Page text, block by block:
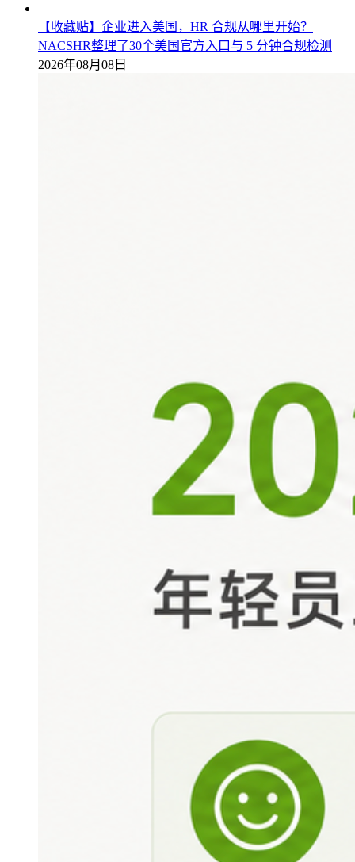
【收藏贴】企业进入美国，HR 合规从哪里开始？
NACSHR整理了30个美国官方入口与 5 分钟合规检测
2026年08月08日